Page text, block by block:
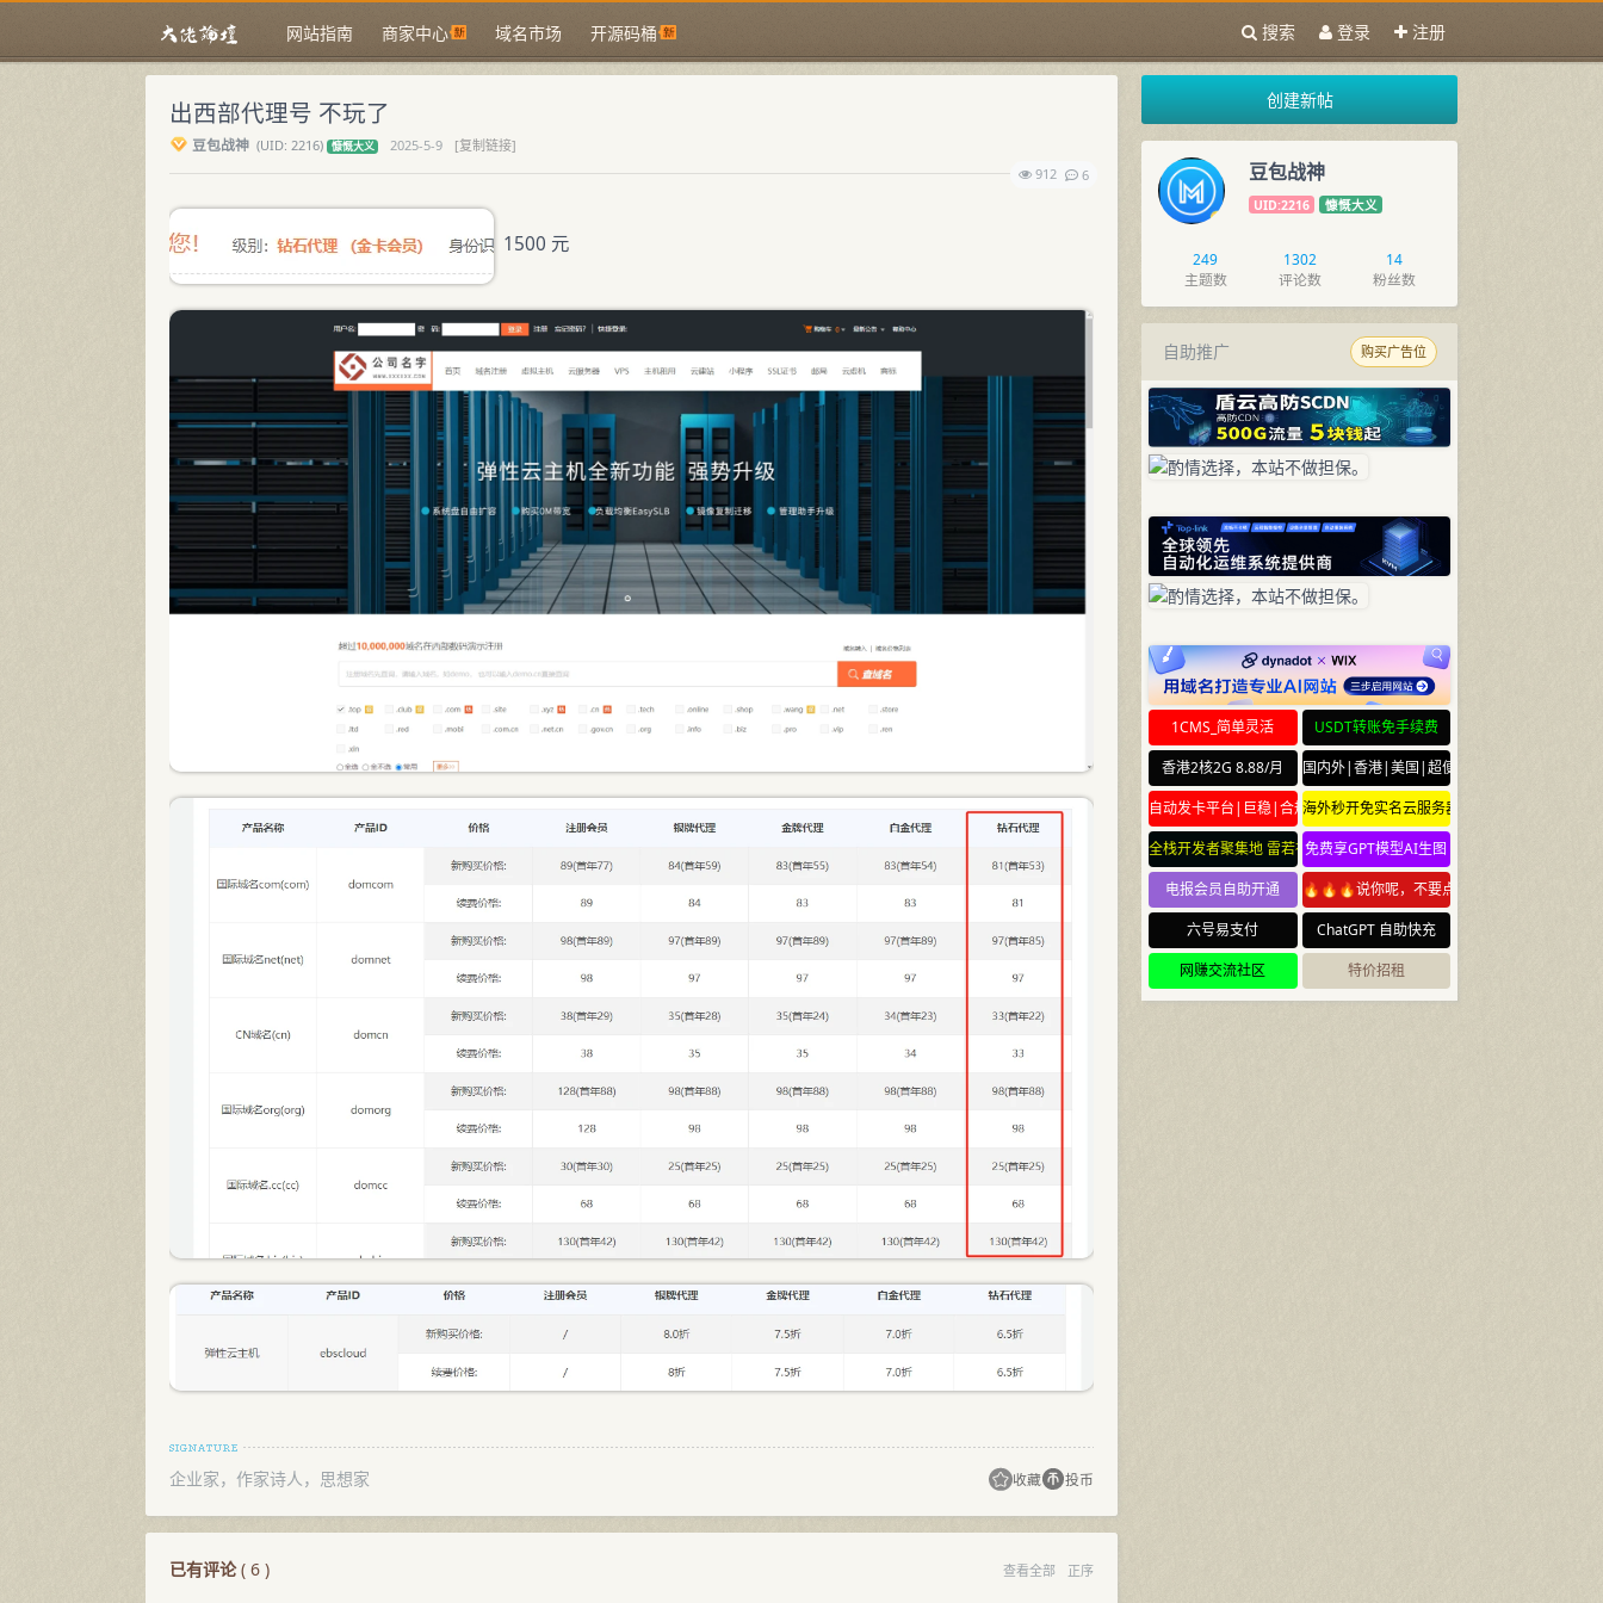
网站指南 商家中心 域名市场 开源码桶 搜索 登录 注册
出西部代理号 不玩了
豆包战神 (UID: 2216) 慷慨大义 2025-5-9
[复制链接]
912
6
1500 元
企业家，作家诗人，思想家 收藏 投币
已有评论( 6 ) 查看全部 正序
创建新帖
豆包战神
UID:2216 慷慨大义
249
主题数
1302
评论数
14
粉丝数
自助推广 购买广告位
1CMS_简单灵活
USDT转账免手续费
香港2核2G 8.88/月
国内外|香港|美国|超便宜云服务器
自动发卡平台|巨稳|合规海外秒开免实名云服务器
全栈开发者聚集地 雷若社区 leiruo.com
免费享GPT模型AI生图
电报会员自助开通
🔥🔥🔥说你呢，不要点🔥🔥🔥
六号易支付
ChatGPT 自助快充
网赚交流社区
特价招租